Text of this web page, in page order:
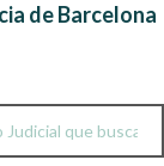
de Barcelona